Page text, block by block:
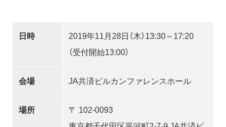
日時
2019年11月28日（木）13:30～17:20
（受付開始13:00）
会場 JA共済ビルカンファレンスホール
場所
〒 102-0093